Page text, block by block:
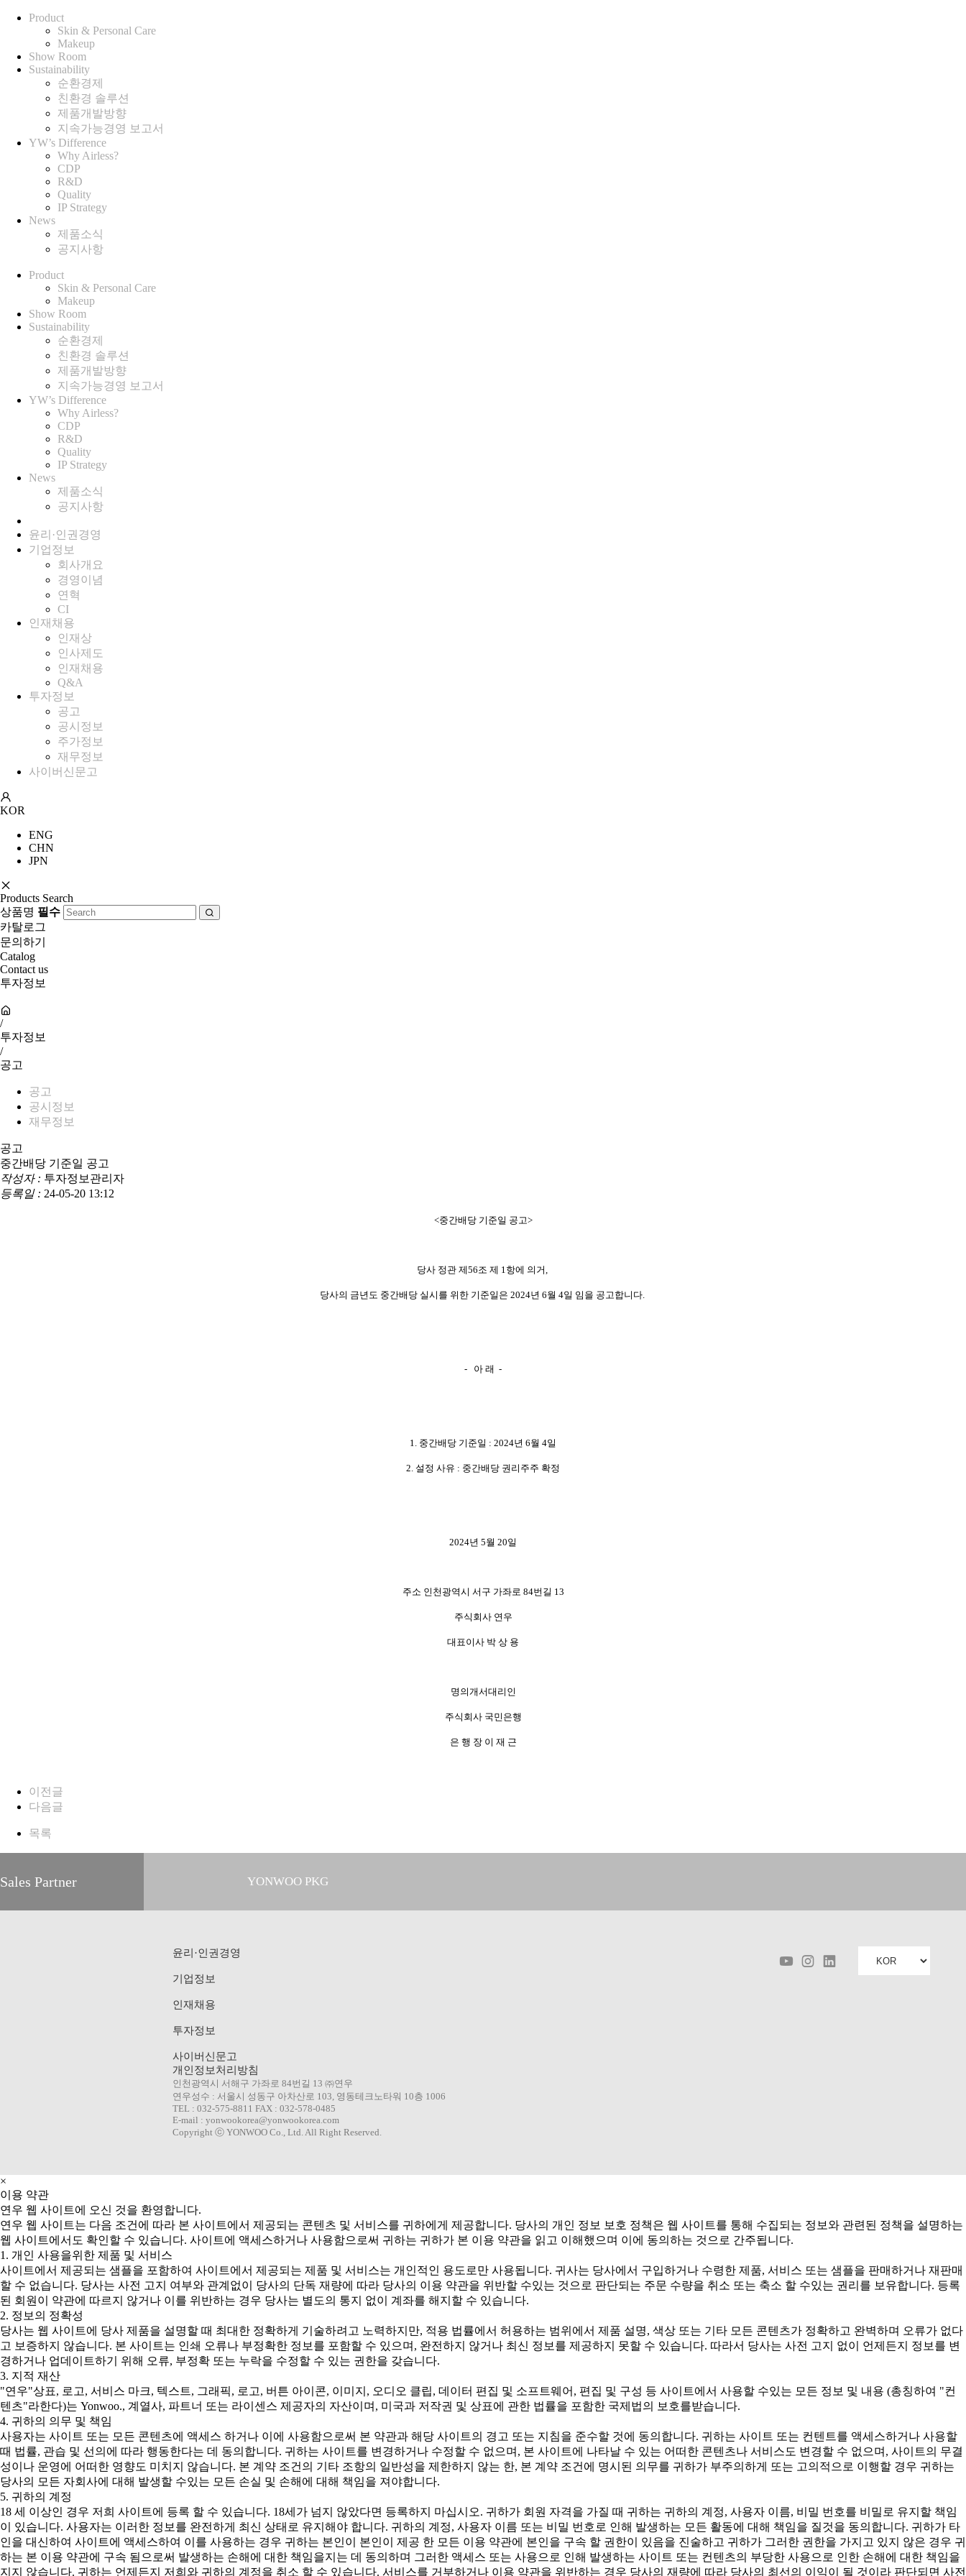
Product
Skin & Personal Care
Makeup
Show Room
Sustainability
순환경제
친환경 솔루션
제품개발방향
지속가능경영 보고서
YW’s Difference
Why Airless?
CDP
R&D
Quality
IP Strategy
News
제품소식
공지사항
Product
Skin & Personal Care
Makeup
Show Room
Sustainability
순환경제
친환경 솔루션
제품개발방향
지속가능경영 보고서
YW’s Difference
Why Airless?
CDP
R&D
Quality
IP Strategy
News
제품소식
공지사항
윤리·인권경영
기업정보
회사개요
경영이념
연혁
CI
인재채용
인재상
인사제도
인재채용
Q&A
투자정보
공고
공시정보
주가정보
재무정보
사이버신문고
KOR
ENG
CHN
JPN
Products Search
상품명 필수
카탈로그
문의하기
Catalog
Contact us
투자정보
/
투자정보
/
공고
공고
공시정보
재무정보
공고
중간배당 기준일 공고
작성자 : 투자정보관리자
등록일 : 24-05-20 13:12
<중간배당 기준일 공고>
당사 정관 제56조 제 1항에 의거,
당사의 금년도 중간배당 실시를 위한 기준일은 2024년 6월 4일 임을 공고합니다.
- 아 래 -
1. 중간배당 기준일 : 2024년 6월 4일
2. 설정 사유 : 중간배당 권리주주 확정
2024년 5월 20일
주소 인천광역시 서구 가좌로 84번길 13
주식회사 연우
대표이사 박 상 용
명의개서대리인
주식회사 국민은행
은 행 장 이 재 근
이전글
다음글
목록
Sales Partner YONWOO PKG
윤리·인권경영
기업정보
인재채용
투자정보
사이버신문고
개인정보처리방침
인천광역시 서해구 가좌로 84번길 13 ㈜연우
연우성수 : 서울시 성동구 아차산로 103, 영동테크노타워 10층 1006
TEL : 032-575-8811 FAX : 032-578-0485
E-mail : yonwookorea@yonwookorea.com
Copyright ⓒ YONWOO Co., Ltd. All Right Reserved.
×
이용 약관
연우 웹 사이트에 오신 것을 환영합니다.
연우 웹 사이트는 다음 조건에 따라 본 사이트에서 제공되는 콘텐츠 및 서비스를 귀하에게 제공합니다. 당사의 개인 정보 보호 정책은 웹 사이트를 통해 수집되는 정보와 관련된 정책을 설명하는
웹 사이트에서도 확인할 수 있습니다. 사이트에 액세스하거나 사용함으로써 귀하는 귀하가 본 이용 약관을 읽고 이해했으며 이에 동의하는 것으로 간주됩니다.
1. 개인 사용을위한 제품 및 서비스
사이트에서 제공되는 샘플을 포함하여 사이트에서 제공되는 제품 및 서비스는 개인적인 용도로만 사용됩니다. 귀사는 당사에서 구입하거나 수령한 제품, 서비스 또는 샘플을 판매하거나 재판매
할 수 없습니다. 당사는 사전 고지 여부와 관계없이 당사의 단독 재량에 따라 당사의 이용 약관을 위반할 수있는 것으로 판단되는 주문 수량을 취소 또는 축소 할 수있는 권리를 보유합니다. 등록
된 회원이 약관에 따르지 않거나 이를 위반하는 경우 당사는 별도의 통지 없이 계좌를 해지할 수 있습니다.
2. 정보의 정확성
당사는 웹 사이트에 당사 제품을 설명할 때 최대한 정확하게 기술하려고 노력하지만, 적용 법률에서 허용하는 범위에서 제품 설명, 색상 또는 기타 모든 콘텐츠가 정확하고 완벽하며 오류가 없다
고 보증하지 않습니다. 본 사이트는 인쇄 오류나 부정확한 정보를 포함할 수 있으며, 완전하지 않거나 최신 정보를 제공하지 못할 수 있습니다. 따라서 당사는 사전 고지 없이 언제든지 정보를 변
경하거나 업데이트하기 위해 오류, 부정확 또는 누락을 수정할 수 있는 권한을 갖습니다.
3. 지적 재산
"연우"상표, 로고, 서비스 마크, 텍스트, 그래픽, 로고, 버튼 아이콘, 이미지, 오디오 클립, 데이터 편집 및 소프트웨어, 편집 및 구성 등 사이트에서 사용할 수있는 모든 정보 및 내용 (총칭하여 "컨
텐츠"라한다)는 Yonwoo., 계열사, 파트너 또는 라이센스 제공자의 자산이며, 미국과 저작권 및 상표에 관한 법률을 포함한 국제법의 보호를받습니다.
4. 귀하의 의무 및 책임
사용자는 사이트 또는 모든 콘텐츠에 액세스 하거나 이에 사용함으로써 본 약관과 해당 사이트의 경고 또는 지침을 준수할 것에 동의합니다. 귀하는 사이트 또는 컨텐트를 액세스하거나 사용할
때 법률, 관습 및 선의에 따라 행동한다는 데 동의합니다. 귀하는 사이트를 변경하거나 수정할 수 없으며, 본 사이트에 나타날 수 있는 어떠한 콘텐츠나 서비스도 변경할 수 없으며, 사이트의 무결
성이나 운영에 어떠한 영향도 미치지 않습니다. 본 계약 조건의 기타 조항의 일반성을 제한하지 않는 한, 본 계약 조건에 명시된 의무를 귀하가 부주의하게 또는 고의적으로 이행할 경우 귀하는
당사의 모든 자회사에 대해 발생할 수있는 모든 손실 및 손해에 대해 책임을 져야합니다.
5. 귀하의 계정
18 세 이상인 경우 저희 사이트에 등록 할 수 있습니다. 18세가 넘지 않았다면 등록하지 마십시오. 귀하가 회원 자격을 가질 때 귀하는 귀하의 계정, 사용자 이름, 비밀 번호를 비밀로 유지할 책임
이 있습니다. 사용자는 이러한 정보를 완전하게 최신 상태로 유지해야 합니다. 귀하의 계정, 사용자 이름 또는 비밀 번호로 인해 발생하는 모든 활동에 대해 책임을 질것을 동의합니다. 귀하가 타
인을 대신하여 사이트에 액세스하여 이를 사용하는 경우 귀하는 본인이 본인이 제공 한 모든 이용 약관에 본인을 구속 할 권한이 있음을 진술하고 귀하가 그러한 권한을 가지고 있지 않은 경우 귀
하는 본 이용 약관에 구속 됨으로써 발생하는 손해에 대한 책임을지는 데 동의하며 그러한 액세스 또는 사용으로 인해 발생하는 사이트 또는 컨텐츠의 부당한 사용으로 인한 손해에 대한 책임을
지지 않습니다. 귀하는 언제든지 저희와 귀하의 계정을 취소 할 수 있습니다. 서비스를 거부하거나 이용 약관을 위반하는 경우 당사의 재량에 따라 당사의 최선의 이익이 될 것이라 판단되면 사전